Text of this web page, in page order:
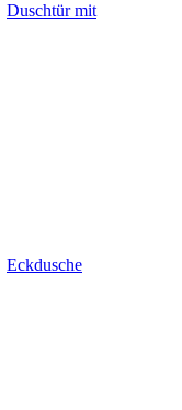
Duschtür mit
Eckdusche